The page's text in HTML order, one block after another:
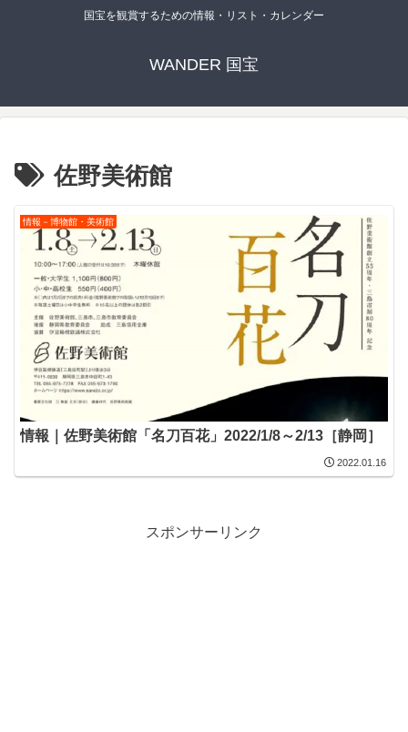
国宝を観賞するための情報・リスト・カレンダー
WANDER 国宝
佐野美術館
情報－博物館・美術館
情報｜佐野美術館「名刀百花」2022/1/8～2/13［静岡］
2022.01.16
スポンサーリンク